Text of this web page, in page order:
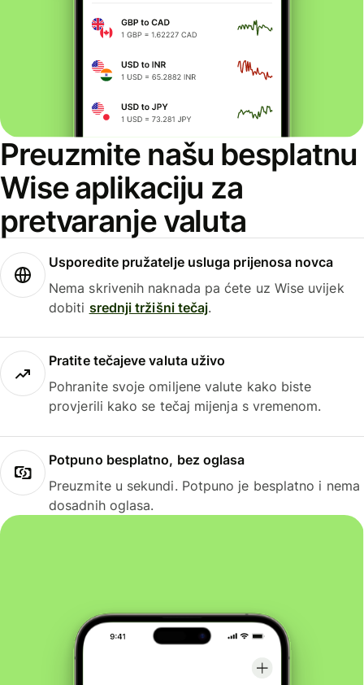
Preuzmite našu besplatnu
Wise aplikaciju za
pretvaranje valuta
Usporedite pružatelje usluga prijenosa novca
Nema skrivenih naknada pa ćete uz Wise uvijek
dobiti srednji tržišni tečaj.
Pratite tečajeve valuta uživo
Pohranite svoje omiljene valute kako biste
provjerili kako se tečaj mijenja s vremenom.
Potpuno besplatno, bez oglasa
Preuzmite u sekundi. Potpuno je besplatno i nema
dosadnih oglasa.